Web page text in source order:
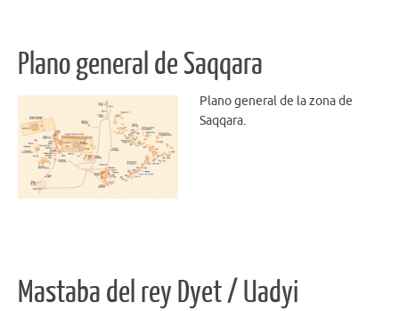
Plano general de Saqqara
Plano general de la zona de
Saqqara.
Mastaba del rey Dyet / Uadyi